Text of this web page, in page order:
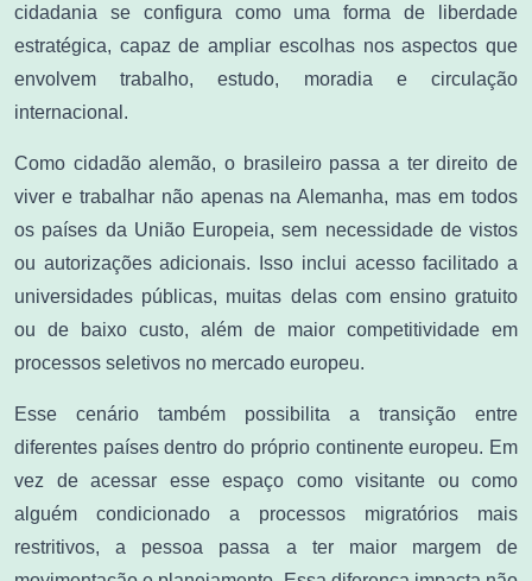
cidadania se configura como uma forma de liberdade
estratégica, capaz de ampliar escolhas nos aspectos que
envolvem trabalho, estudo, moradia e circulação
internacional.
Como cidadão alemão, o brasileiro passa a ter direito de
viver e trabalhar não apenas na Alemanha, mas em todos
os países da União Europeia, sem necessidade de vistos
ou autorizações adicionais. Isso inclui acesso facilitado a
universidades públicas, muitas delas com ensino gratuito
ou de baixo custo, além de maior competitividade em
processos seletivos no mercado europeu.
Esse cenário também possibilita a transição entre
diferentes países dentro do próprio continente europeu. Em
vez de acessar esse espaço como visitante ou como
alguém condicionado a processos migratórios mais
restritivos, a pessoa passa a ter maior margem de